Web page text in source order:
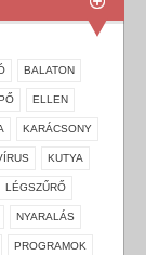
BALATON
ELLEN
KARÁCSONY
KUTYA
LÉGSZŰRŐ
NYARALÁS
PROGRAMOK